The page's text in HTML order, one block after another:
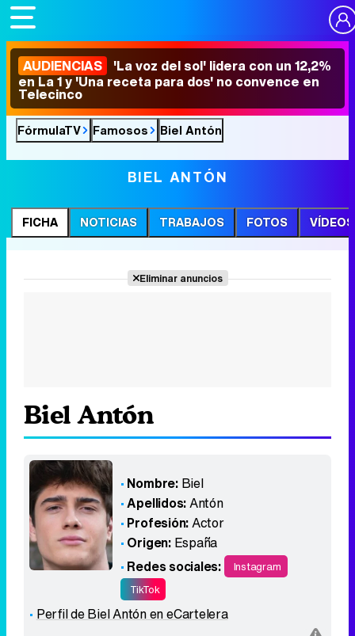
AUDIENCIAS 'La voz del sol' lidera con un 12,2%
en La 1 y 'Una receta para dos' no convence en
Telecinco
FórmulaTV Famosos Biel Antón
BIEL ANTÓN
FICHA NOTICIAS TRABAJOS FOTOS VÍDEOS
Eliminar anuncios
Biel Antón
Nombre: Biel
Apellidos:Antón
Profesión:Actor
Origen: España
Redes sociales:
Instagram
TikTok
Perfil de Biel Antón en eCartelera